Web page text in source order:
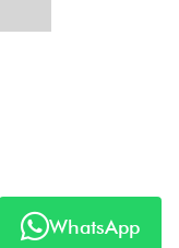
WhatsApp